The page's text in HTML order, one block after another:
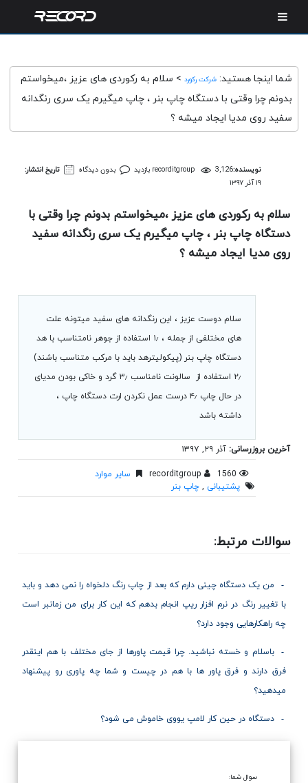
شما اینجا هستید: شرکت رکورد > سلام به رکوردی های عزیز ،میخواستم
بدونم چرا وقتی با دستگاه چاپ بنر ، چاپ میگیرم یک سری رنگدانه
سفید روی مدیا ایجاد میشه ؟
نویسنده: recorditgroup 3,126 بازدید بدون دیدگاه
تاریخ انتشار:
۱۹ آذر ۱۳۹۷
سلام به رکوردی های عزیز ،میخواستم بدونم چرا وقتی با
دستگاه چاپ بنر ، چاپ میگیرم یک سری رنگدانه سفید
روی مدیا ایجاد میشه ؟
سلام دوست عزیز ، این رنگدانه های سفید میتونه علت
های مختلفی از جمله ، ۱٫ استفاده از جوهر نامتناسب با هد
دستگاه چاپ بنر (پیکولیترهد باید با مرکب متناسب باشند)
۲٫ استفاده از سالونت نامناسب ۳٫ گرد و خاکی بودن مدیای
در حال چاپ ۴٫ درست عمل نکردن ارت دستگاه چاپ ،
داشته باشد
آخرین بروزرسانی: آذر ۲۹, ۱۳۹۷
1560
سایر موارد
پشتیبانی ,چاپ بنر
سوالات مرتبط:
من یک دستگاه چینی دارم که بعد از چاپ رنگ دلخواه را نمی دهد و باید
با تغییر رنگ در نرم افزار ریپ انجام بدهم که این کار برای من زمانبر است
چه راهکارهایی وجود دارد؟
باسلام و خسته نباشید. چرا قیمت پاورها از جای مختلف با هم اینقدر
فرق دارند و فرق پاور ها با هم در چیست و شما چه پاوری رو پیشنهاد
میدهید؟
دستگاه در حین کار لامپ یووی خاموش می شود؟
سوال شما: